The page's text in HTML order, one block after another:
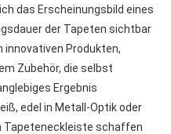
das Erscheinungsbild eines
der Tapeten sichtbar
innovativen Produkten,
Zubehör, die selbst
Ergebnis
edel in Metall-Optik oder
Tapeteneckleiste schaffen